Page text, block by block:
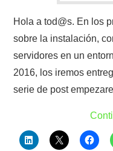
Hola a tod@s. En los
sobre la instalación,
servidores en un
2016, los iremos
serie de post